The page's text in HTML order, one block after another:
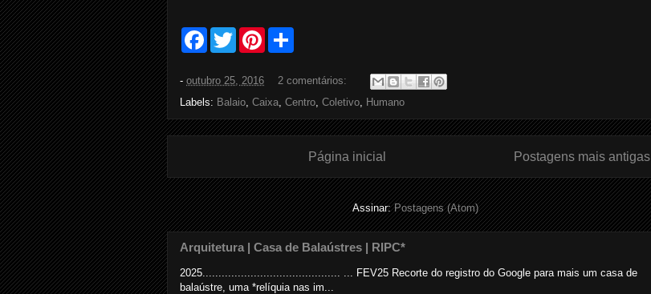
F
b
o
k
T
w
t
e
P
r
s
t
e
- outubro 25, 2016
2 comentários:
Labels: Balaio, Caixa, Centro, Coletivo, Humano
Postagens mais antigas
Página inicial
Assinar:Postagens (Atom)
Arquitetura | Casa de Balaústres | RIPC*
2025........................................... ... FEV25 Recorte do registro do Google para mais um casa de
balaústre, uma *relíquia nas im...